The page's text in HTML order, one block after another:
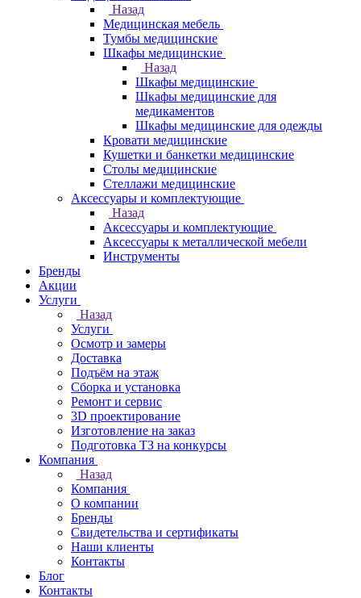
Назад
Медицинская мебель
Тумбы медицинские
Шкафы медицинские
Назад
Шкафы медицинские
Шкафы медицинские для
медикаментов
Шкафы медицинские для одежды
Кровати медицинские
Кушетки и банкетки медицинские
Столы медицинские
Стеллажи медицинские
Аксессуары и комплектующие
Назад
Аксессуары и комплектующие
Аксессуары к металлической мебели
Инструменты
Бренды
Акции
Услуги
Назад
Услуги
Осмотр и замеры
Доставка
Подъём на этаж
Сборка и установка
Ремонт и сервис
3D проектирование
Изготовление на заказ
Подготовка ТЗ на конкурсы
Компания
Назад
Компания
О компании
Бренды
Свидетельства и сертификаты
Наши клиенты
Контакты
Блог
Контакты